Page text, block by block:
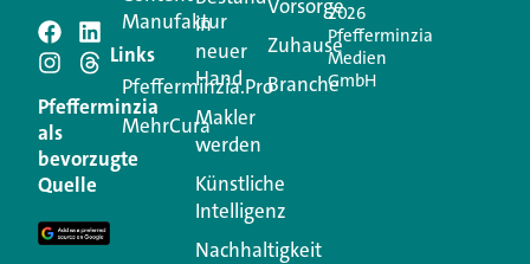
Schreiben Sie einen
Kommentar
Ihre E-Mail-Adresse wird nicht veröffentlicht.
Erforderliche Felder sind mit
Kommentar
Pfefferminzia
als
bevorzugte
Quelle
Manufaktur
Links
Pfefferminzia.Pro
MehrCura
in
neuer
Hand
Makler
werden
Künstliche
Intelligenz
Nachhaltigkeit
Vorsorge
Zuhause
Branche
2026
Pfefferminzia
Medien
GmbH